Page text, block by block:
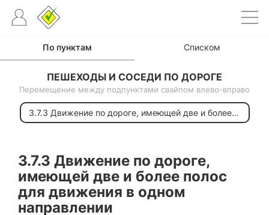
По пунктам Списком
ПЕШЕХОДЫ И СОСЕДИ ПО ДОРОГЕ
Перемещение между подпунктами свайпом влево-вправо
3.7.3 Движение по дороге, имеющей две и более полос для движения в одном направлении
3.7.3 Движение по дороге,
имеющей две и более полос
для движения в одном
направлении